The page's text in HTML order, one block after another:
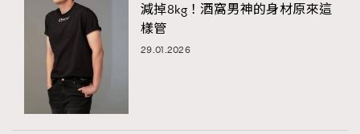
減掉8kg！酒窩男神的身材原來這
樣管
29.01.2026